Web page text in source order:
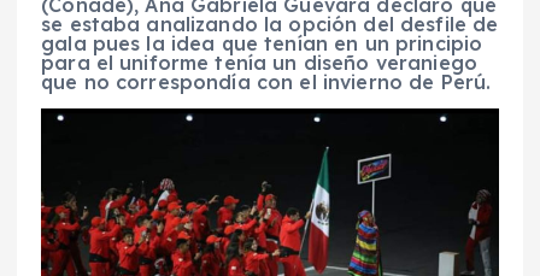
(Conade), Ana Gabriela Guevara declaró que
se estaba analizando la opción del desfile de
gala pues la idea que tenían en un principio
para el uniforme tenía un diseño veraniego
que no correspondía con el invierno de Perú.